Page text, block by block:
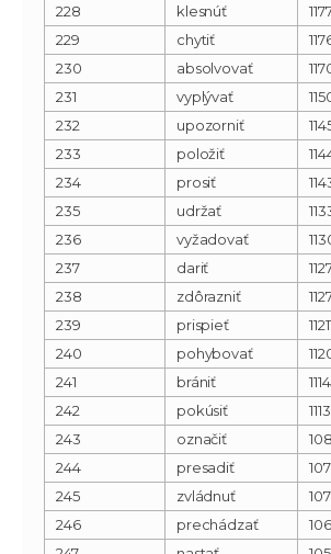
228
klesnúť
229
chytiť
230
absolvovať
231
vyplývať
232
upozorniť
233
položiť
234
prosiť
235
udržať
236
vyžadovať
237
dariť
238
zdôrazniť
239
prispieť
240
pohybovať
241
brániť
242
pokúsiť
243
označiť
244
presadiť
245
zvládnuť
246
prechádzať